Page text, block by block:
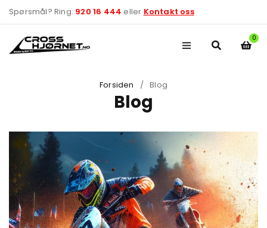
Spørsmål? Ring: 920 16 444 eller Kontakt oss
0
Forsiden / Blog
Blog